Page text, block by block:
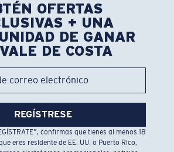
OFERTAS
+ UNA
DE GANAR
DE COSTA
correo electrónico
REGÍSTRESE
confirmas que tienes al menos 18
eres residente de EE. UU. o Puerto Rico,